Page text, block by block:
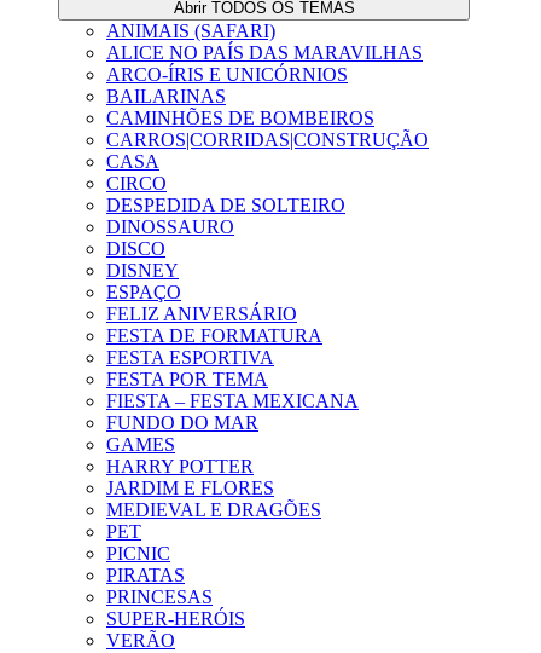
Abrir TODOS OS TEMAS
ANIMAIS (SAFARI)
ALICE NO PAÍS DAS MARAVILHAS
ARCO-ÍRIS E UNICÓRNIOS
BAILARINAS
CAMINHÕES DE BOMBEIROS
CARROS|CORRIDAS|CONSTRUÇÃO
CASA
CIRCO
DESPEDIDA DE SOLTEIRO
DINOSSAURO
DISCO
DISNEY
ESPAÇO
FELIZ ANIVERSÁRIO
FESTA DE FORMATURA
FESTA ESPORTIVA
FESTA POR TEMA
FIESTA – FESTA MEXICANA
FUNDO DO MAR
GAMES
HARRY POTTER
JARDIM E FLORES
MEDIEVAL E DRAGÕES
PET
PICNIC
PIRATAS
PRINCESAS
SUPER-HERÓIS
VERÃO